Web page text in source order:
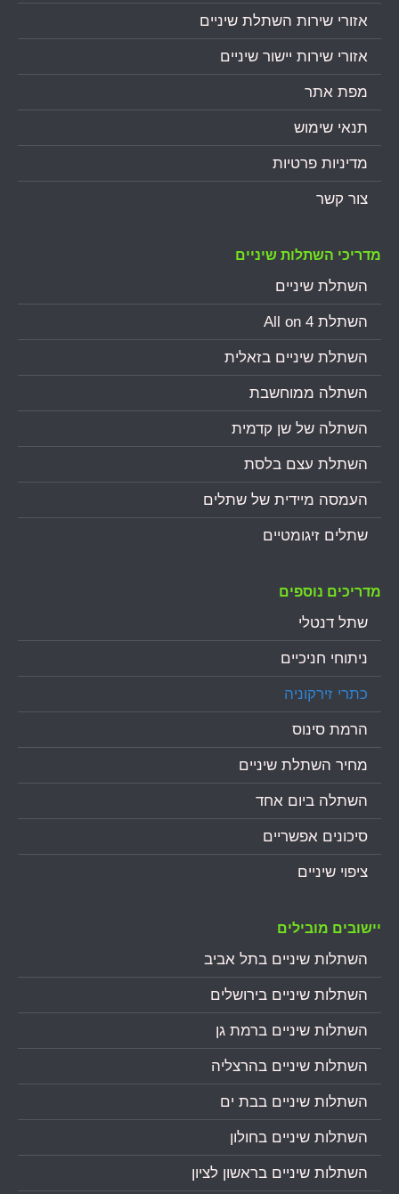
אזורי שירות השתלת שיניים
אזורי שירות יישור שיניים
מפת אתר
תנאי שימוש
מדיניות פרטיות
צור קשר
מדריכי השתלות שיניים
השתלת שיניים
השתלת All on 4
השתלת שיניים בזאלית
השתלה ממוחשבת
השתלה של שן קדמית
השתלת עצם בלסת
העמסה מיידית של שתלים
שתלים זיגומטיים
מדריכים נוספים
שתל דנטלי
ניתוחי חניכיים
כתרי זירקוניה
הרמת סינוס
מחיר השתלת שיניים
השתלה ביום אחד
סיכונים אפשריים
ציפוי שיניים
יישובים מובילים
השתלות שיניים בתל אביב
השתלות שיניים בירושלים
השתלות שיניים ברמת גן
השתלות שיניים בהרצליה
השתלות שיניים בבת ים
השתלות שיניים בחולון
השתלות שיניים בראשון לציון